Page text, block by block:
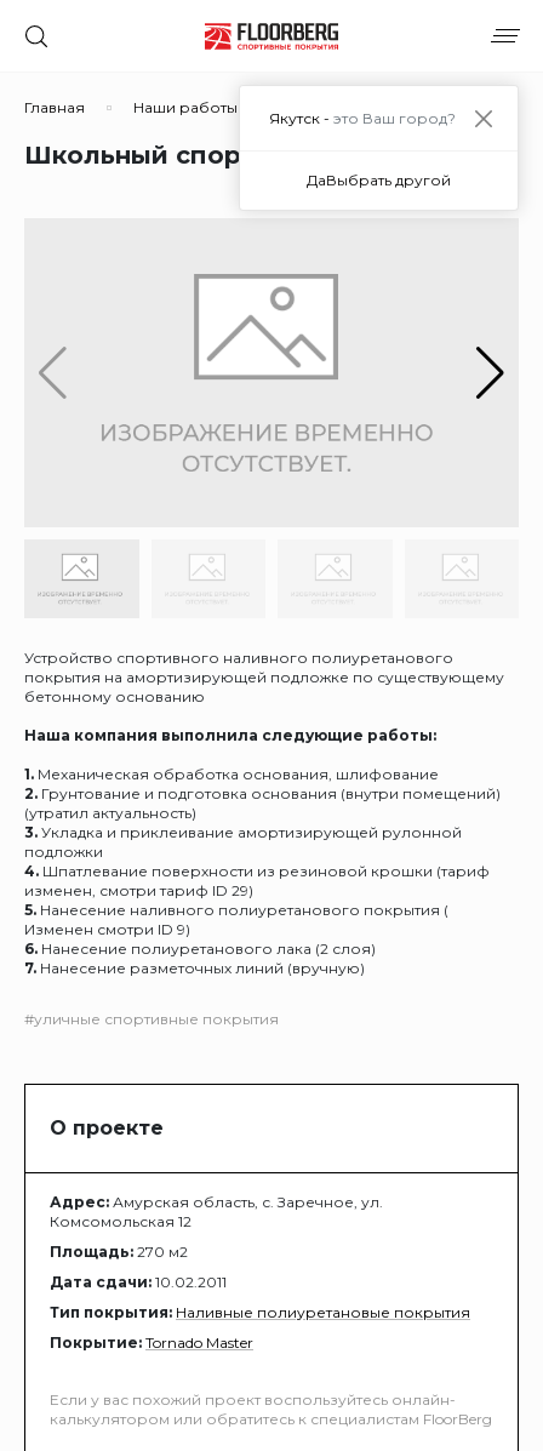
Главная Наши работы
Школьный спортзал
Устройство спортивного наливного полиуретанового
покрытия на амортизирующей подложке по существующему
бетонному основанию
Наша компания выполнила следующие работы:
1. Механическая обработка основания, шлифование
2. Грунтование и подготовка основания (внутри помещений)
(утратил актуальность)
3. Укладка и приклеивание амортизирующей рулонной
подложки
4. Шпатлевание поверхности из резиновой крошки (тариф
изменен, смотри тариф ID 29)
5. Нанесение наливного полиуретанового покрытия (
Изменен смотри ID 9)
6. Нанесение полиуретанового лака (2 слоя)
7. Нанесение разметочных линий (вручную)
#уличные спортивные покрытия
О проекте
Адрес: Амурская область, с. Заречное, ул.
Комсомольская 12
Площадь: 270 м2
Дата сдачи: 10.02.2011
Тип покрытия: Наливные полиуретановые покрытия
Покрытие: Tornado Master
Если у вас похожий проект воспользуйтесь онлайн-
калькулятором или обратитесь к специалистам FloorBerg
Якутск - это Ваш город?
ДаВыбрать другой